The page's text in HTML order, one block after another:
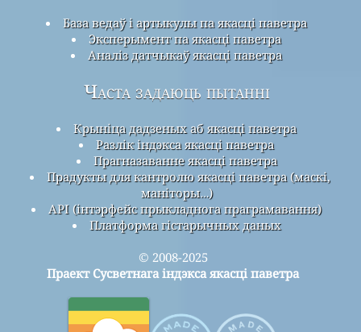
База ведаў і артыкулы па якасці паветра
Эксперымент па якасці паветра
Аналіз датчыкаў якасці паветра
Часта задаюць пытанні
Крыніца дадзеных аб якасці паветра
Разлік індэкса якасці паветра
Прагназаванне якасці паветра
Прадукты для кантролю якасці паветра (маскі,
маніторы…)
API (інтэрфейс прыкладнога праграмавання)
Платформа гістарычных даных
© 2008-2025
Праект Сусветнага індэкса якасці паветра